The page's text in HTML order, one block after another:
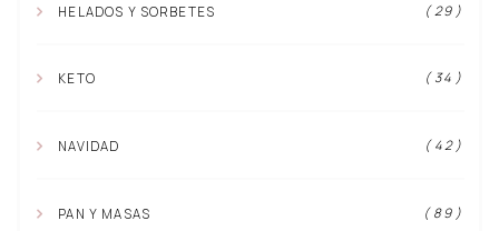
HELADOS Y SORBETES ( 29 )
KETO ( 34 )
NAVIDAD ( 42 )
PAN Y MASAS ( 89 )